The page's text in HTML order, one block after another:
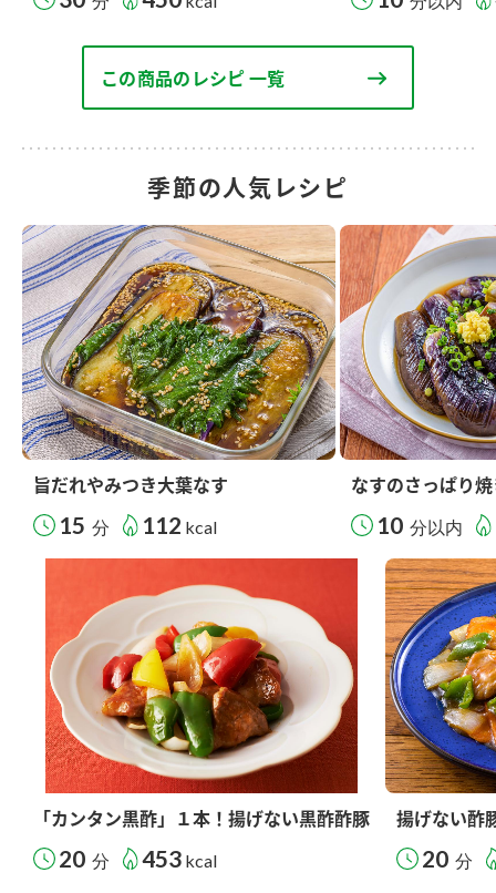
この商品のレシピ 一覧
季節の人気レシピ
旨だれやみつき大葉なす
15 分 112 kcal
なすのさっぱり
10 分以内
「カンタン黒酢」１本！揚げない黒酢酢豚
20 分 453 kcal
揚げない酢
20 分